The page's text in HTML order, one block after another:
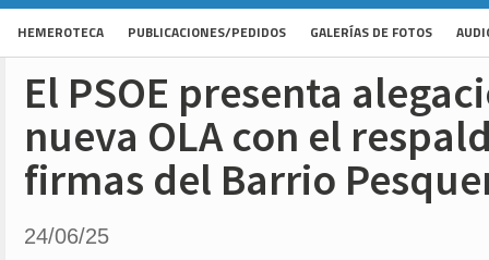
HEMEROTECA PUBLICACIONES/PEDIDOS GALERÍAS DE FOTOS
El PSOE presenta
nueva OLA con el
firmas del Barrio
24/06/25